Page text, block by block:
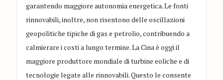
garantendo maggiore autonomia energetica. Le fonti
rinnovabili, inoltre, non risentono delle oscillazioni
geopolitiche tipiche di gas e petrolio, contribuendo a
calmierare i costi a lungo termine. La Cina è oggi il
maggiore produttore mondiale di turbine eoliche e di
tecnologie legate alle rinnovabili. Questo le consente